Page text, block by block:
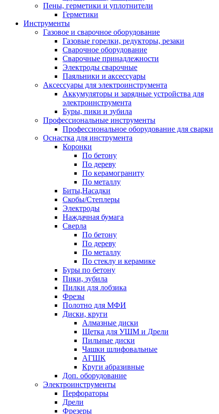
Пены, герметики и уплотнители
Герметики
Инструменты
Газовое и сварочное оборудование
Газовые горелки, редукторы, резаки
Сварочное оборудование
Сварочные принадлежности
Электроды сварочные
Паяльники и аксессуары
Аксессуары для электроинструмента
Аккумуляторы и зарядные устройства для
электроинструмента
Буры, пики и зубила
Профессиональные инструменты
Профессиональное оборудование для сварки
Оснастка для инструмента
Коронки
По бетону
По дереву
По керамограниту
По металлу
Биты,Насадки
Скобы/Степлеры
Электроды
Наждачная бумага
Сверла
По бетону
По дереву
По металлу
По стеклу и керамике
Буры по бетону
Пики, зубила
Пилки для лобзика
Фрезы
Полотно для МФИ
Диски, круги
Алмазные диски
Щетка для УШМ и Дрели
Пильные диски
Чашки шлифовальные
АГШК
Круги абразивные
Доп. оборудование
Электроинструменты
Перфораторы
Дрели
Фрезеры